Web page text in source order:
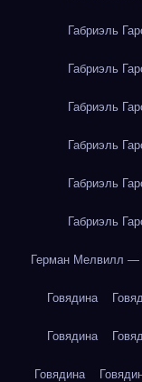
Габриэль
Габриэль
Габриэль
Габриэль
Габриэль
Габриэль
Герман Мелвилл —
Говядина
Говядина
Говядина